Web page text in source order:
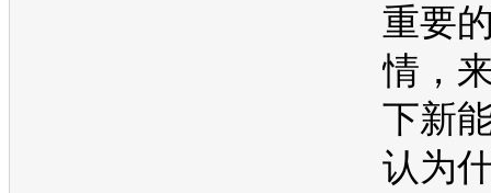
重要
情，
下新
认为